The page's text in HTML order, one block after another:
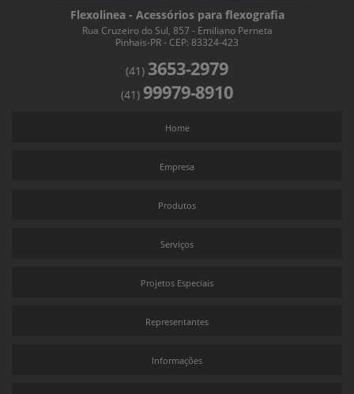
Recuperadora de Solvente
Flexolinea - Acessórios para flexografia
Rua Cruzeiro do Sul, 857 - Emiliano Perneta
Pinhais-PR - CEP: 83324-423
(41) 3653-2979
(41) 99979-8910
Home
Empresa
Produtos
Serviços
Projetos Especiais
Representantes
Informações